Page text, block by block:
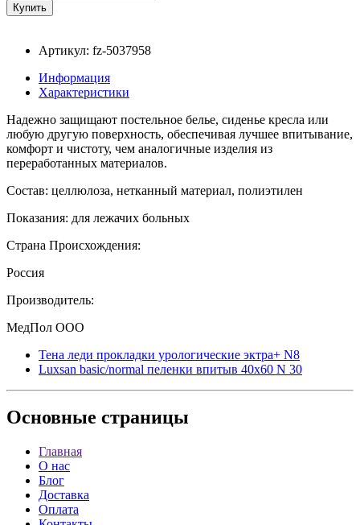
Артикул: fz-5037958
Информация
Характеристики
Надежно защищают постельное белье, сиденье кресла или
любую другую поверхность, обеспечивая лучшее впитывание,
комфорт и чистоту, чем аналогичные изделия из
переработанных материалов.
Состав: целлюлоза, нетканный материал, полиэтилен
Показания: для лежачих больных
Страна Происхождения:
Россия
Производитель:
МедПол ООО
Тена леди прокладки урологические эктра+ N8
Luxsan basic/normal пеленки впитыв 40х60 N 30
Основные страницы
Главная
О нас
Блог
Доставка
Оплата